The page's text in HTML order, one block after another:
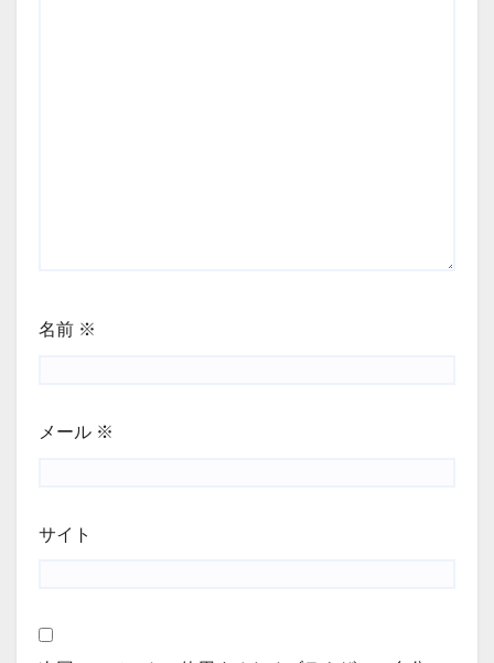
名前 ※
メール ※
サイト